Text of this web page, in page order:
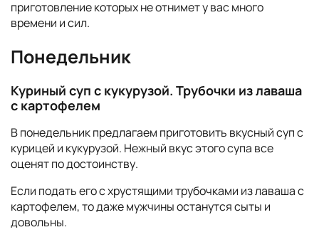
приготовление которых не отнимет у вас много
времени и сил.
Понедельник
Куриный суп с кукурузой. Трубочки из лаваша
с картофелем
В понедельник предлагаем приготовить вкусный суп с
курицей и кукурузой. Нежный вкус этого супа все
оценят по достоинству.
Если подать его с хрустящими трубочками из лаваша с
картофелем, то даже мужчины останутся сыты и
довольны.